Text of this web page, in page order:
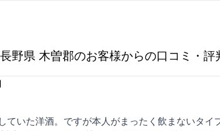
長野県 木曽郡のお客様からの口コミ・評
いた洋酒。ですが本人がまったく飲まないタイ